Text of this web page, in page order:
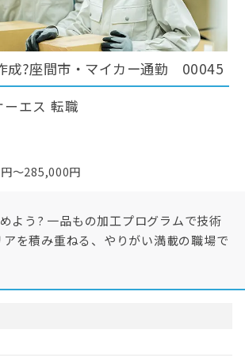
成?座間市・マイカー通勤 00045
エス 転職
～285,000円
よう? 一品もの加工プログラムで技術
を積み重ねる、やりがい満載の職場で